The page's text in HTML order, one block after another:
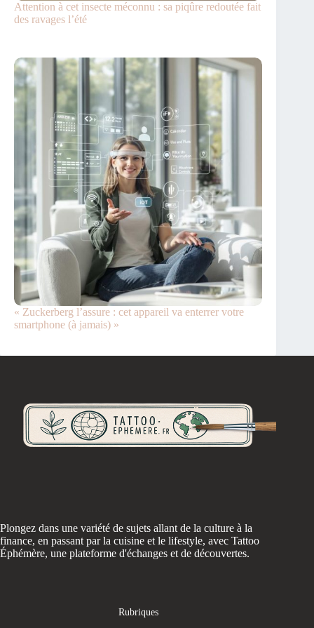
Attention à cet insecte méconnu : sa piqûre redoutée fait
des ravages l’été
« Zuckerberg l’assure : cet appareil va enterrer votre
smartphone (à jamais) »
Plongez dans une variété de sujets allant de la culture à la
finance, en passant par la cuisine et le lifestyle, avec Tattoo
Éphémère, une plateforme d'échanges et de découvertes.
Rubriques